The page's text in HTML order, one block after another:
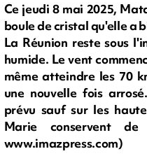
Ce jeudi 8 mai 2025,
boule de cristal qu'elle a
La Réunion reste sous
humide. Le vent
même atteindre les 70
une nouvelle fois
prévu sauf sur les
Marie conservent
www.imazpress.com)